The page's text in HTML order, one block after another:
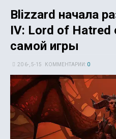
Blizzard начала
IV: Lord of Hatred
самой игры
20 6-, 5-15 КОММЕНТАРИИ: 0